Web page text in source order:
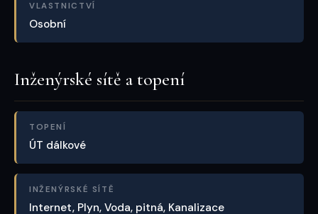
VLASTNICTVÍ
Osobní
Inženýrské sítě a topení
TOPENÍ
ÚT dálkové
INŽENÝRSKÉ SÍTĚ
Internet, Plyn, Voda, pitná, Kanalizace